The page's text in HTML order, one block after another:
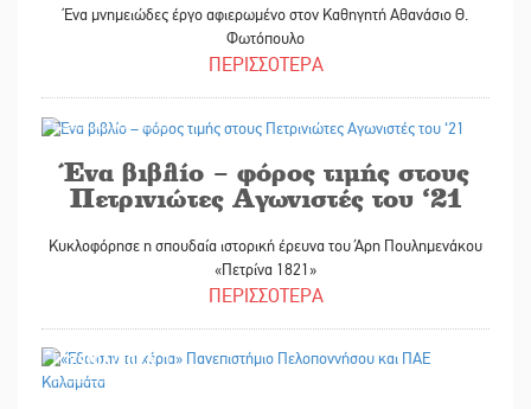
Ένα μνημειώδες έργο αφιερωμένο στον Καθηγητή Αθανάσιο Θ.
Φωτόπουλο
ΠΕΡΙΣΣΟΤΕΡΑ
Ένα βιβλίο – φόρος τιμής στους
Πετρινιώτες Αγωνιστές του ‘21
Κυκλοφόρησε η σπουδαία ιστορική έρευνα του Άρη Πουλημενάκου
«Πετρίνα 1821»
ΠΕΡΙΣΣΟΤΕΡΑ
23/06/2026